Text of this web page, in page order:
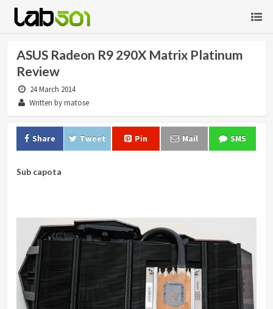
ASUS Radeon R9 290X Matrix Platinum
Review
24 March 2014
Written by matose
Share Tweet Pin Mail SMS
Sub capota